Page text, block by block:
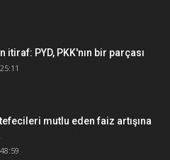
itiraf: PYD, PKK'nın bir parçası
mutlu eden faiz artışına